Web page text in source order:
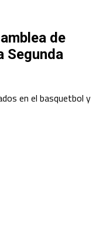
de
Segunda
en el basquetbol y